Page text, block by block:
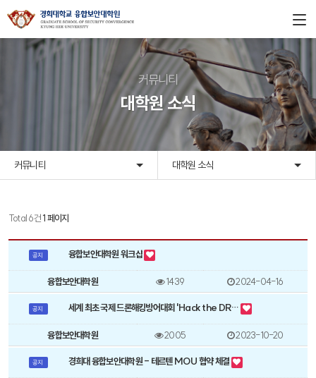
커뮤니티
대학원 소식
커뮤니티 대학원 소식
Total 6건1 페이지
대
록
공지 융합보안대학원 워크샵
융합보안대학원 1439 2024-04-16
공지 세계 최초 국제 드론해킹방어대회 'Hack the DR…
융합보안대학원 2005 2023-10-20
공지 경희대 융합보안대학원 - 테르텐 MOU 협약 체결